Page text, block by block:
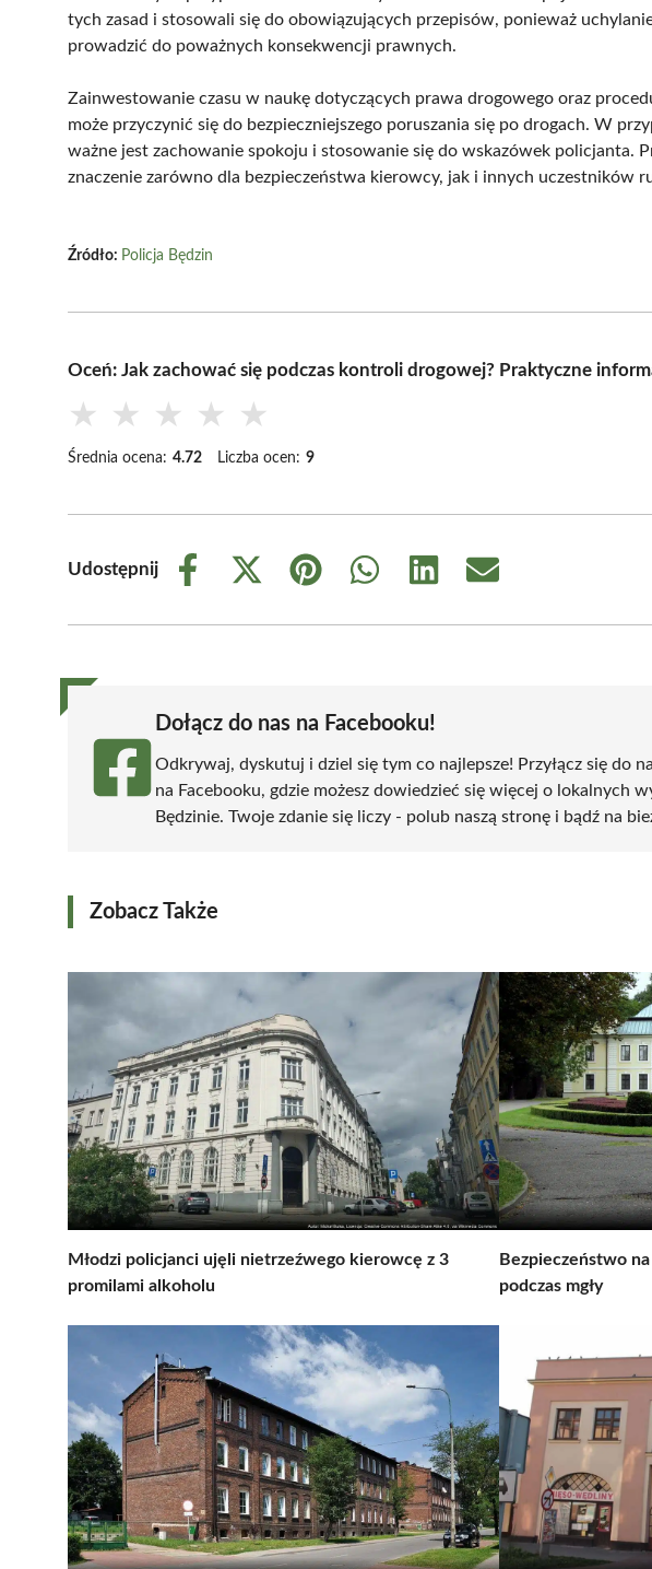
tych zasad i stosowali się do obowiązujących przepisów, ponieważ
prowadzić do poważnych konsekwencji prawnych.
Zainwestowanie czasu w naukę dotyczących prawa drogowego oraz
może przyczynić się do bezpieczniejszego poruszania się po drogach. W
ważne jest zachowanie spokoju i stosowanie się do wskazówek policjanta.
znaczenie zarówno dla bezpieczeństwa kierowcy, jak i innych uczestników
Źródło: Policja Będzin
Oceń: Jak zachować się podczas kontroli drogowej? Praktyczne
★ ★ ★ ★ ★
Średnia ocena: 4.72 Liczba ocen: 9
Udostępnij
Share
Share
(Twitter)
Share
Share
Share
Share
Dołącz do nas na Facebooku!
Odkrywaj, dyskutuj i dziel się tym co najlepsze! Przyłącz się do
na Facebooku, gdzie możesz dowiedzieć się więcej o lokalnych
Będzinie. Twoje zdanie się liczy - polub naszą stronę i bądź na
Zobacz Także
Młodzi policjanci ujęli nietrzeźwego kierowcę z 3
promilami alkoholu
Bezpieczeństwo
podczas mgły